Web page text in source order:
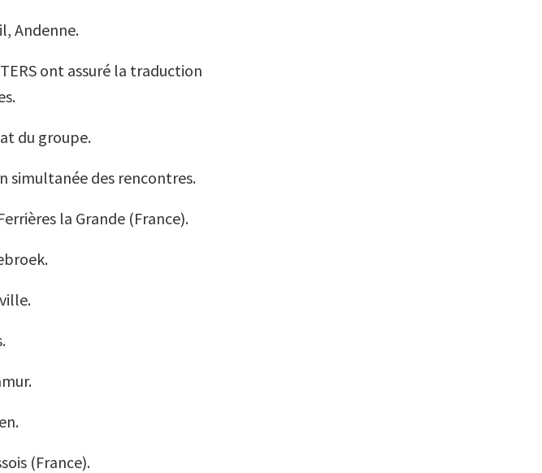
Andenne.
ont assuré la traduction
du groupe.
simultanée des rencontres.
la Grande (France).
(France).